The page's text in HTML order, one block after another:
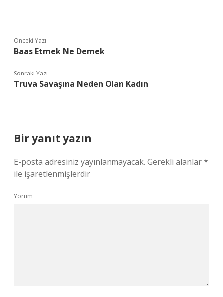
Önceki Yazı
Baas Etmek Ne Demek
Sonraki Yazı
Truva Savaşına Neden Olan Kadın
Bir yanıt yazın
E-posta adresiniz yayınlanmayacak. Gerekli alanlar*
ile işaretlenmişlerdir
Yorum